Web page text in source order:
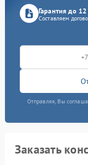
Гарантия до
Составляем
Отправляя, Вы
Заказать